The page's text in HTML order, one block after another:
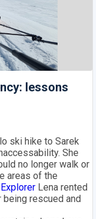
lessons
ski hike to Sarek
She
no longer walk or
areas of the
Explorer Lena rented
rescued and